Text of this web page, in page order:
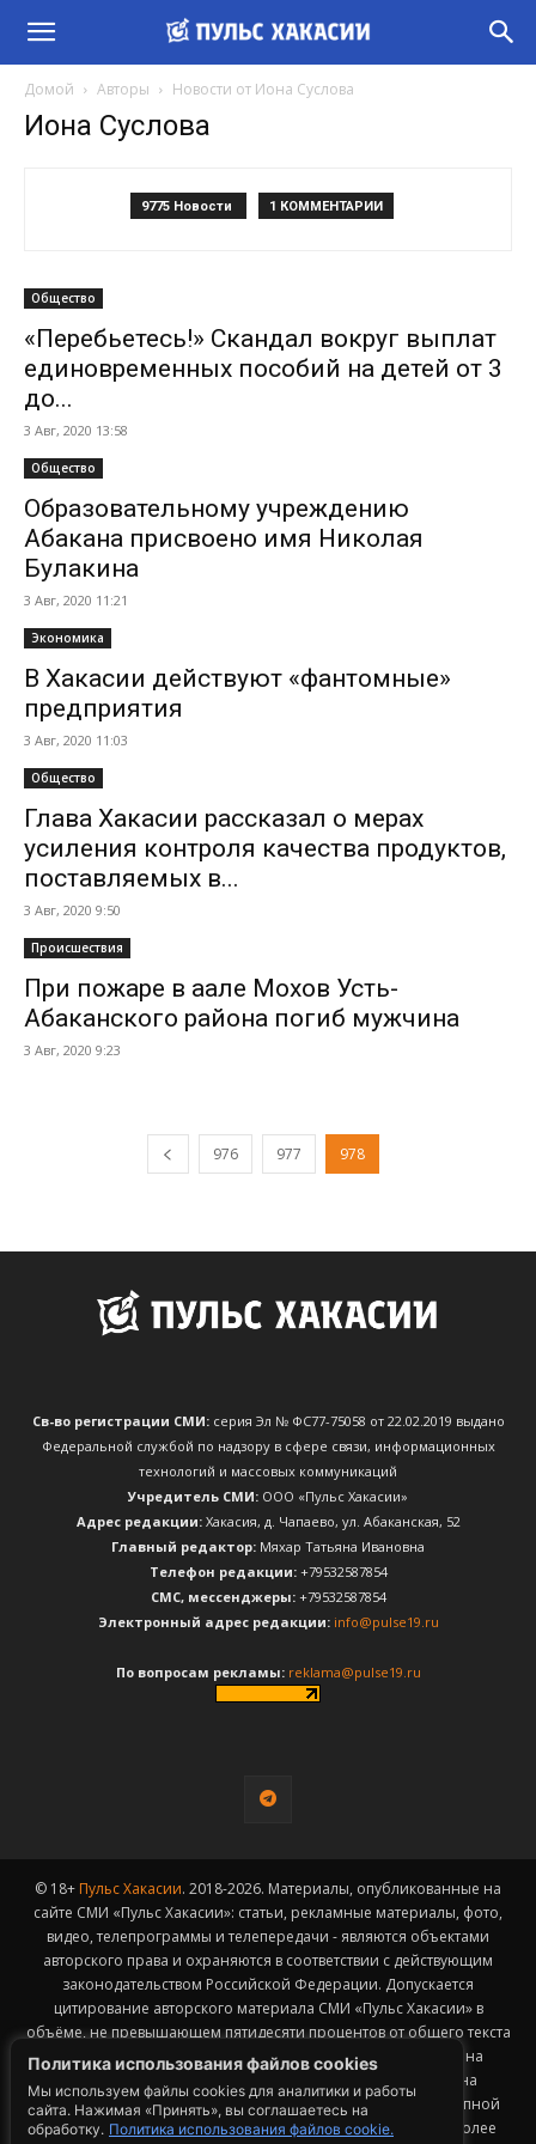
Политика использования файлов cookies
Мы используем файлы cookies для аналитики и работы
сайта. Нажимая «Принять», вы соглашаетесь на
обработку. Политика использования файлов cookie.
Домой Авторы Новости от Иона Суслова
Иона Суслова
9775 Новости 1 КОММЕНТАРИИ
Общество
«Перебьетесь!» Скандал вокруг выплат
единовременных пособий на детей от 3
до...
3 Авг, 2020 13:58
Общество
Образовательному учреждению
Абакана присвоено имя Николая
Булакина
3 Авг, 2020 11:21
Экономика
В Хакасии действуют «фантомные»
предприятия
3 Авг, 2020 11:03
Общество
Глава Хакасии рассказал о мерах
усиления контроля качества продуктов,
поставляемых в...
3 Авг, 2020 9:50
Происшествия
При пожаре в аале Мохов Усть-
Абаканского района погиб мужчина
3 Авг, 2020 9:23
976 977 978
Св-во регистрации СМИ:серия Эл № ФС77-75058 от 22.02.2019 выдано
Федеральной службой по надзору в сфере связи, информационных
технологий и массовых коммуникаций
Учредитель СМИ: ООО «Пульс Хакасии»
Адрес редакции:Хакасия, д. Чапаево, ул. Абаканская, 52
Главный редактор: Мяхар Татьяна Ивановна
Телефон редакции:+79532587854
CМС, мессенджеры:+79532587854
Электронный адрес редакции: info@pulse19.ru
По вопросам рекламы: reklama@pulse19.ru
© 18+ Пульс Хакасии. 2018-2026. Материалы, опубликованные на
сайте СМИ «Пульс Хакасии»: статьи, рекламные материалы, фото,
видео, телепрограммы и телепередачи - являются объектами
авторского права и охраняются в соответствии с действующим
законодательством Российской Федерации. Допускается
цитирование авторского материала СМИ «Пульс Хакасии» в
объёме, не превышающем пятидесяти процентов от общего текста
публикации с обязательным размещением гиперссылки на
страницу заимствования материала. Гиперссылка должна
размещаться в тексте цитируемого материала и быть доступной
для индексации поисковыми системами. Заимствование более